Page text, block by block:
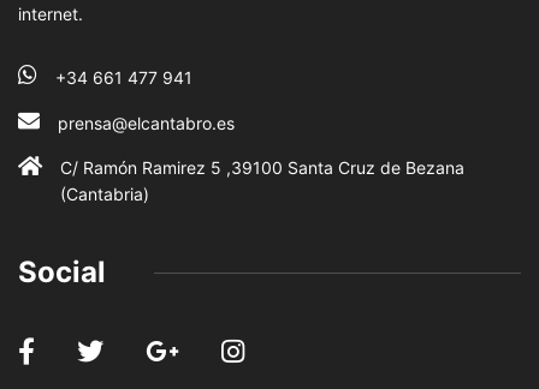
internet.
+34 661 477 941
prensa@elcantabro.es
C/ Ramón Ramirez 5 ,39100 Santa Cruz de Bezana
(Cantabria)
Social